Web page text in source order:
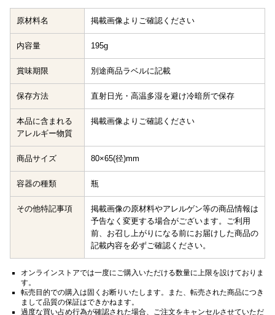
原材料名 掲載画像よりご確認ください
内容量 195g
賞味期限 別途商品ラベルに記載
保存方法 直射日光・高温多湿を避け冷暗所で保存
本品に含まれる
アレルギー物質
掲載画像よりご確認ください
商品サイズ 80×65(径)mm
容器の種類 瓶
その他特記事項
掲載画像の原材料やアレルゲン等の商品情報は
予告なく変更する場合がございます。ご利用
前、お召し上がりになる前にお届けした商品の
記載内容を必ずご確認ください。
オンラインストアでは一度にご購入いただける数量に上限を設けておりま
す。
転売目的での購入は固くお断りいたします。また、転売された商品につき
まして品質の保証はできかねます。
過度な買い占め行為が確認された場合、ご注文をキャンセルさせていただ